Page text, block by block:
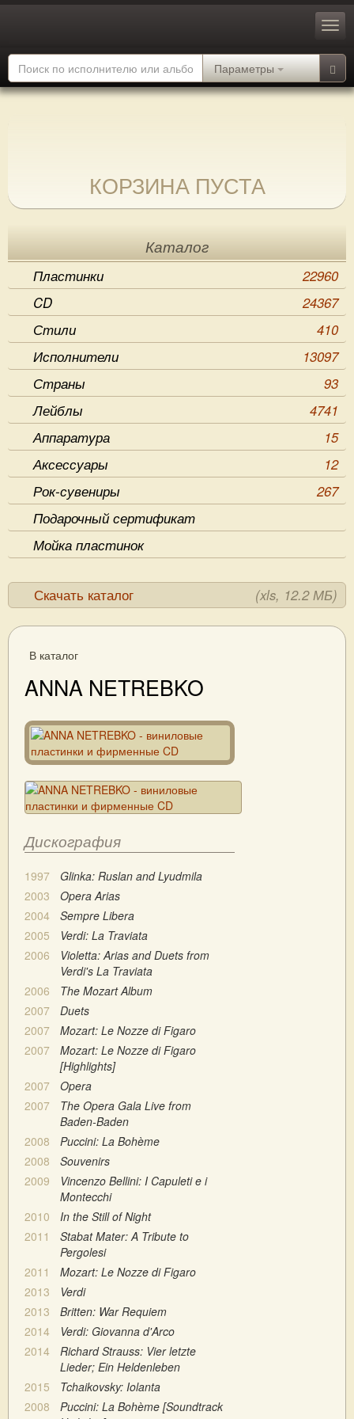
Параметры
КОРЗИНА ПУСТА
Каталог
Пластинки
22960
CD
24367
Стили
410
Исполнители
13097
Страны
93
Лейблы
4741
Аппаратура
15
Аксессуары
12
Рок-сувениры
267
Подарочный сертификат
Мойка пластинок
Скачать каталог (xls, 12.2 МБ)
В каталог
ANNA NETREBKO
Дискография
1997
Glinka: Ruslan and Lyudmila
2003
Opera Arias
2004
Sempre Libera
2005
Verdi: La Traviata
2006
Violetta: Arias and Duets from
Verdi's La Traviata
2006
The Mozart Album
2007
Duets
2007
Mozart: Le Nozze di Figaro
2007
Mozart: Le Nozze di Figaro
[Highlights]
2007
Opera
2007
The Opera Gala Live from
Baden-Baden
2008
Puccini: La Bohème
2008
Souvenirs
2009
Vincenzo Bellini: I Capuleti e i
Montecchi
2010
In the Still of Night
2011
Stabat Mater: A Tribute to
Pergolesi
2011
Mozart: Le Nozze di Figaro
2013
Verdi
2013
Britten: War Requiem
2014
Verdi: Giovanna d'Arco
2014
Richard Strauss: Vier letzte
Lieder; Ein Heldenleben
2015
Tchaikovsky: Iolanta
2008
Puccini: La Bohème [Soundtrack